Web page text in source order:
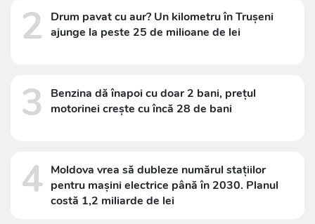
2
Drum pavat cu aur? Un kilometru în Trușeni
ajunge la peste 25 de milioane de lei
3
Benzina dă înapoi cu doar 2 bani, prețul
motorinei crește cu încă 28 de bani
4 Moldova vrea să dubleze numărul stațiilor
pentru mașini electrice până în 2030. Planul
costă 1,2 miliarde de lei